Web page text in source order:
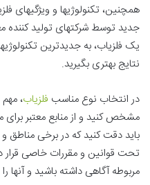
همچنین، تکنولوژیها و ویژگیهای
جدید توسط شرکتهای تولید کننده
یک فلزیاب، به جدیدترین
نتایج بهتری بگیرید.
در انتخاب نوع مناسب فلزیاب،
مشخص کنید و از منابع معتبر
باید دقت کنید که در برخی مناطق
تحت قوانین و مقررات خاصی قرار
مربوطه آگاهی داشته باشید و آنها